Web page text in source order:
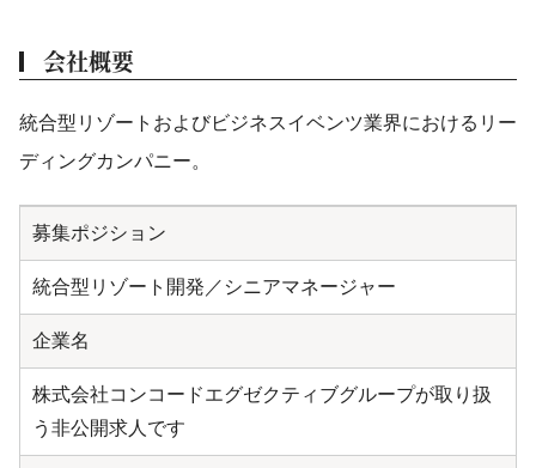
会社概要
統合型リゾートおよびビジネスイベンツ業界におけるリー
ディングカンパニー。
募集ポジション
統合型リゾート開発／シニアマネージャー
企業名
株式会社コンコードエグゼクティブグループが取り扱
う非公開求人です